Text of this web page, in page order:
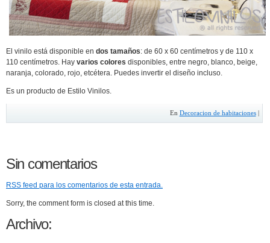
El vinilo está disponible en dos tamaños: de 60 x 60 centímetros y de 110 x
110 centímetros. Hay varios colores disponibles, entre negro, blanco, beige,
naranja, colorado, rojo, etcétera. Puedes invertir el diseño incluso.
Es un producto de Estilo Vinilos.
En Decoracion de habitaciones|
Sin comentarios
RSS feed para los comentarios de esta entrada.
Sorry, the comment form is closed at this time.
Archivo: